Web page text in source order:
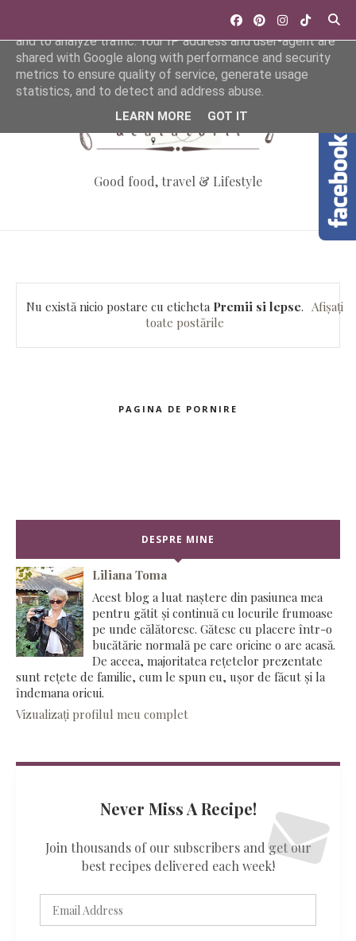
Good food, travel & Lifestyle
Nu există nicio postare cu eticheta Premii si lepse. Afișați
toate postările
PAGINA DE PORNIRE
DESPRE MINE
Liliana Toma
Acest blog a luat naștere din pasiunea mea
pentru gătit și continuă cu locurile frumoase
pe unde călătoresc. Gătesc cu placere într-o
bucătărie normală pe care oricine o are acasă.
De aceea, majoritatea rețetelor prezentate
sunt rețete de familie, cum le spun eu, ușor de făcut și la
îndemana oricui.
Vizualizați profilul meu complet
Never Miss A Recipe!
Join thousands of our subscribers and get our
best recipes delivered each week!
This site uses cookies from Google to deliver its services
and to analyze traffic. Your IP address and user-agent are
shared with Google along with performance and security
metrics to ensure quality of service, generate usage
statistics, and to detect and address abuse.
LEARN MORE GOT IT